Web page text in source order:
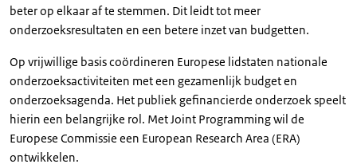
beter op elkaar af te stemmen. Dit leidt tot meer
onderzoeksresultaten en een betere inzet van budgetten.
Op vrijwillige basis coördineren Europese lidstaten nationale
onderzoeksactiviteiten met een gezamenlijk budget en
onderzoeksagenda. Het publiek gefinancierde onderzoek speelt
hierin een belangrijke rol. Met Joint Programming wil de
Europese Commissie een European Research Area (ERA)
ontwikkelen.